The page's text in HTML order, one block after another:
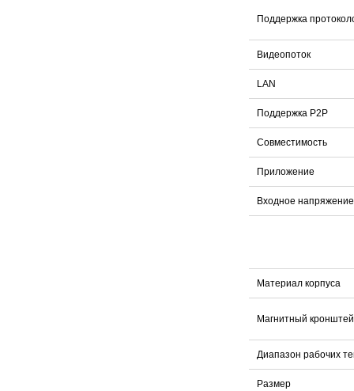
Поддержка
Видеопоток
LAN
Поддержка P2P
Совместимость
Приложение
Входное напряжение
Материал корпуса
Магнитный
Диапазон рабочих
Размер